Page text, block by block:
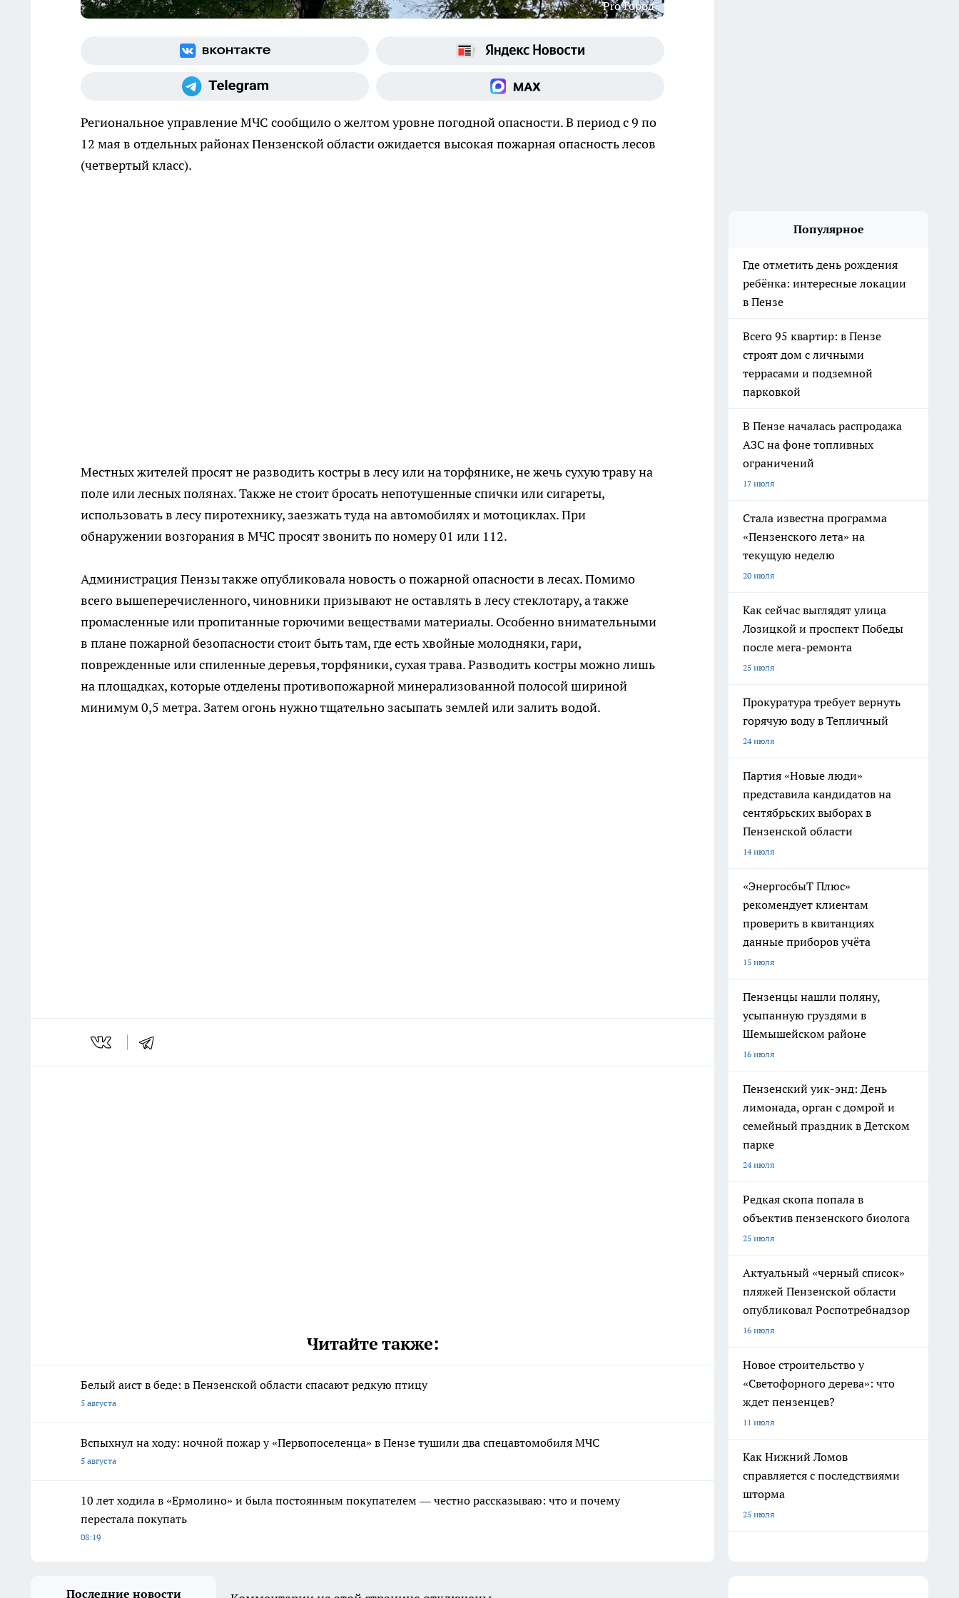
Pro Город
Региональное управление МЧС сообщило о желтом уровне погодной опасности. В период с 9 по
12 мая в отдельных районах Пензенской области ожидается высокая пожарная опасность лесов
(четвертый класс).
Местных жителей просят не разводить костры в лесу или на торфянике, не жечь сухую траву на
поле или лесных полянах. Также не стоит бросать непотушенные спички или сигареты,
использовать в лесу пиротехнику, заезжать туда на автомобилях и мотоциклах. При
обнаружении возгорания в МЧС просят звонить по номеру 01 или 112.
Администрация Пензы также опубликовала новость о пожарной опасности в лесах. Помимо
всего вышеперечисленного, чиновники призывают не оставлять в лесу стеклотару, а также
промасленные или пропитанные горючими веществами материалы. Особенно внимательными
в плане пожарной безопасности стоит быть там, где есть хвойные молодняки, гари,
поврежденные или спиленные деревья, торфяники, сухая трава. Разводить костры можно лишь
на площадках, которые отделены противопожарной минерализованной полосой шириной
минимум 0,5 метра. Затем огонь нужно тщательно засыпать землей или залить водой.
Читайте также:
Белый аист в беде: в Пензенской области спасают редкую птицу
5 августа
Вспыхнул на ходу: ночной пожар у «Первопоселенца» в Пензе тушили два спецавтомобиля МЧС
5 августа
10 лет ходила в «Ермолино» и была постоянным покупателем — честно рассказываю: что и почему
перестала покупать
08:19
Популярное
Где отметить день рождения
ребёнка: интересные локации
в Пензе
Всего 95 квартир: в Пензе
строят дом с личными
террасами и подземной
парковкой
В Пензе началась распродажа
АЗС на фоне топливных
ограничений
17 июля
Стала известна программа
«Пензенского лета» на
текущую неделю
20 июля
Как сейчас выглядят улица
Лозицкой и проспект Победы
после мега-ремонта
25 июля
Прокуратура требует вернуть
горячую воду в Тепличный
24 июля
Партия «Новые люди»
представила кандидатов на
сентябрьских выборах в
Пензенской области
14 июля
«ЭнергосбыТ Плюс»
рекомендует клиентам
проверить в квитанциях
данные приборов учёта
15 июля
Пензенцы нашли поляну,
усыпанную груздями в
Шемышейском районе
16 июля
Пензенский уик-энд: День
лимонада, орган с домрой и
семейный праздник в Детском
парке
24 июля
Редкая скопа попала в
объектив пензенского биолога
25 июля
Актуальный «черный список»
пляжей Пензенской области
опубликовал Роспотребнадзор
16 июля
Новое строительство у
«Светофорного дерева»: что
ждет пензенцев?
11 июля
Как Нижний Ломов
справляется с последствиями
шторма
25 июля
Последние новости